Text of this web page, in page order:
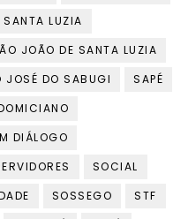
SANTA LUZIA
JOÃO DE SANTA LUZIA
JOSÉ DO SABUGI
SAPÉ
DIÁLOGO
SOCIAL
SOSSEGO
STF